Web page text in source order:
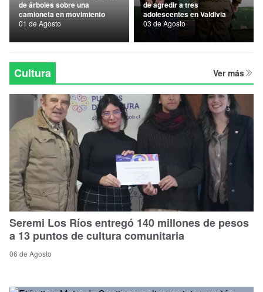
Nacional
Política
Regional
de árboles sobre una
camioneta en movimiento
01 de Agosto
de agredir a tres
adolescentes en Valdivia
03 de Agosto
Cultura Ver más
Seremi Los Ríos entregó 140 millones de pesos
a 13 puntos de cultura comunitaria
06 de Agosto